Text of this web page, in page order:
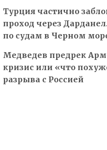
Турция частично
проход через
по судам в Черном
Медведев предрек
кризис или «что
разрыва с Россией